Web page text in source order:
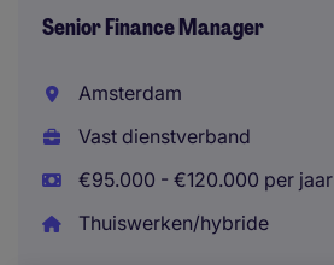
Senior Finance Manager
Amsterdam
Vast dienstverband
€95.000 - €120.000 per jaar
Thuiswerken/hybride